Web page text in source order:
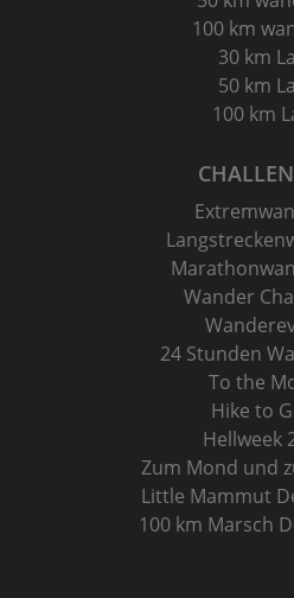
100 km
30 km
50 km
100 km
Wander
24 Stunden
To the
Hike to
Hellweek
Zum Mond und
Little Mammut
100 km Marsch